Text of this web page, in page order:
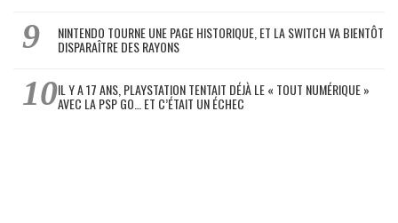
NINTENDO TOURNE UNE PAGE HISTORIQUE, ET LA SWITCH VA BIENTÔT
DISPARAÎTRE DES RAYONS
IL Y A 17 ANS, PLAYSTATION TENTAIT DÉJÀ LE « TOUT NUMÉRIQUE »
AVEC LA PSP GO… ET C’ÉTAIT UN ÉCHEC